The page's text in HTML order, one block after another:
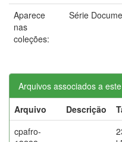
Aparece
nas
coleções:
Série
Arquivos associados a
Arquivo
Descrição
cpafro-